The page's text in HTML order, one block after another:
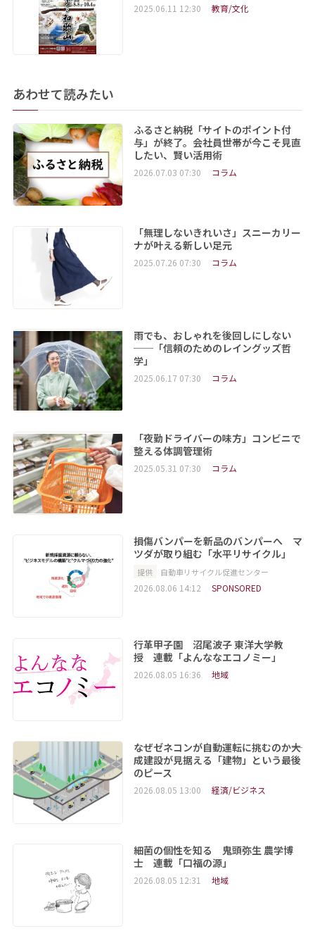
2025.06.11 12:30 教育/文化
あわせて読みたい
ふるさと納税「サイトのポイント付
与」が終了。会社員世帯が今こそ見直
したい、賢い活用術
2026.07.03 07:30 コラム
「無理しないきれいさ」スニーカリー
ナが叶える新しい足元
2025.07.26 07:30 コラム
雨でも、おしゃれを後回しにしない
──「信頼のためのレイングッズ哲
学」
2025.06.17 07:30 コラム
「夜勤ドライバーの味方」コンビニで
整える体調管理術
2025.05.31 07:30 コラム
損傷バンパーを新品のバンパーへ マ
ツダが取り組む「水平リサイクル」
提供 自動車リサイクル促進センター
2026.08.06 14:12 SPONSORED
行革甲子園 沼尾波子 東洋大学教
授 連載「よんななエコノミー」
2026.08.05 16:36 地域
なぜゼネコンが自動運転に挑むのか――大
成建設が見据える「建物」という最後
のピース
2026.08.05 13:00 経済/ビジネス
細菌の個性を知る 鬼頭弥生 農学博
士 連載「口福の源」
2026.08.05 12:31 地域